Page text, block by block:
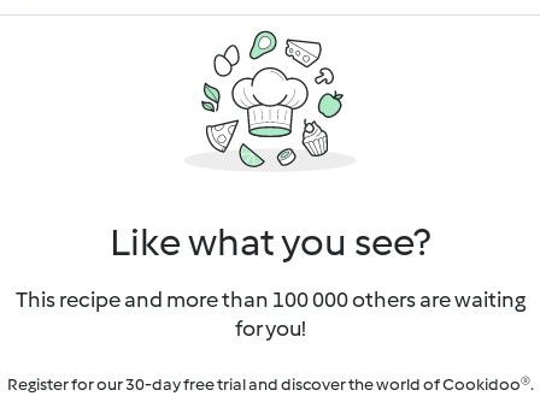
Like what you see?
This recipe and more than 100 000 others are waiting
for you!
Register for our 30-day free trial and discover the world of Cookidoo®.